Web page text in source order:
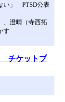
い」 PTSD公表
、澄晴（寺西拓
す
チケットプ